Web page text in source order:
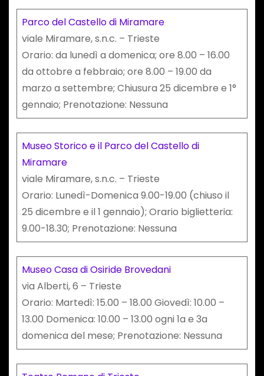
Parco del Castello di Miramare
viale Miramare, s.n.c. – Trieste
Orario: da lunedì a domenica; ore 8.00 – 16.00
da ottobre a febbraio; ore 8.00 – 19.00 da
marzo a settembre; Chiusura 25 dicembre e 1°
gennaio; Prenotazione: Nessuna
Museo Storico e il Parco del Castello di
Miramare
viale Miramare, s.n.c. – Trieste
Orario: Lunedì-Domenica 9.00-19.00 (chiuso il
25 dicembre e il 1 gennaio); Orario biglietteria:
9.00-18.30; Prenotazione: Nessuna
Museo Casa di Osiride Brovedani
via Alberti, 6 – Trieste
Orario: Martedì: 15.00 – 18.00 Giovedì: 10.00 –
13.00 Domenica: 10.00 – 13.00 ogni 1a e 3a
domenica del mese; Prenotazione: Nessuna